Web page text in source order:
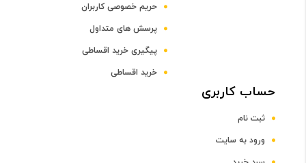
PowerVR GE8320
صفحه نمایش
حریم خصوصی کاربران
پرسش های متداول
پیگیری خرید اقساطی
خرید اقساطی
حساب کاربری
ثبت نام
ورود به سایت